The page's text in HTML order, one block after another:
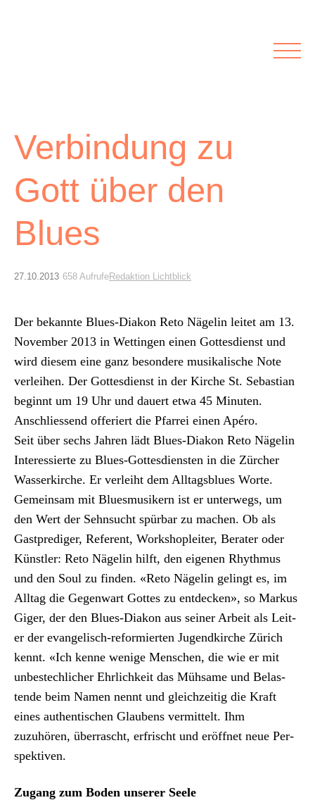
Vermischtes
Inserate &
Stellenbörse
Archiv
Über uns
ePaper
aktuelle Ausgabe
Suchen
Verbindung zu
Gott über den
Blues
27.10.2013 658 AufrufeRedaktion Lichtblick
Der bekan­nte Blues-Diakon Reto Nägelin leit­et am 13.
Novem­ber 2013 in Wet­tin­gen einen Gottes­di­enst und
wird diesem eine ganz beson­dere musikalis­che Note
ver­lei­hen. Der Gottes­di­enst in der Kirche St. Sebas­t­ian
begin­nt um 19 Uhr und dauert etwa 45 Minuten.
Anschliessend offeriert die Pfar­rei einen Apéro.
Seit über sechs Jahren lädt Blues-Diakon Reto Nägelin
Inter­essierte zu Blues-Gottes­di­en­sten in die Zürcher
Wasserkirche. Er ver­lei­ht dem All­t­ags­blues Worte.
Gemein­sam mit Blues­musik­ern ist er unter­wegs, um
den Wert der Sehn­sucht spür­bar zu machen. Ob als
Gast­predi­ger, Ref­er­ent, Work­shopleit­er, Berater oder
Kün­stler: Reto Nägelin hil­ft, den eige­nen Rhyth­mus
und den Soul zu find­en. «Reto Nägelin gelingt es, im
All­t­ag die Gegen­wart Gottes zu ent­deck­en», so Markus
Giger, der den Blues-Diakon aus sein­er Arbeit als Leit­
er der evan­ge­lisch-reformierten Jugend­kirche Zürich
ken­nt. «Ich kenne wenige Men­schen, die wie er mit
unbestech­lich­er Ehrlichkeit das Müh­same und Belas­
tende beim Namen nen­nt und gle­ichzeit­ig die Kraft
eines authen­tis­chen Glaubens ver­mit­telt. Ihm
zuzuhören, über­rascht, erfrischt und eröffnet neue Per­
spek­tiv­en.
Zugang zum Boden unser­er Seele